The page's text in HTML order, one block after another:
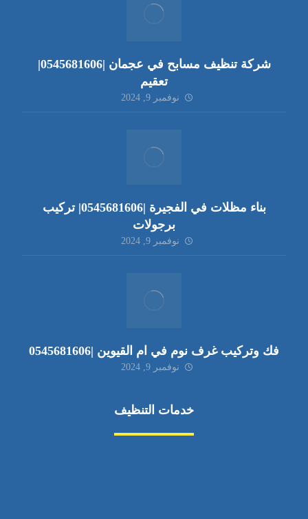
شركة تنظيف مسابح في عجمان |0545681606|
تعقيم
نوفمبر 9, 2024
بناء مظلات في الفجيرة |0545681606| تركيب
برجولات
نوفمبر 9, 2024
فك وتركيب غرف نوم في ام القيوين |0545681606
نوفمبر 9, 2024
خدمات التنظيف